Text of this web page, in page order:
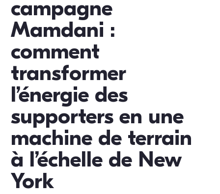
campagne
Mamdani :
comment
transformer
l’énergie des
supporters en une
machine de terrain
à l’échelle de New
York